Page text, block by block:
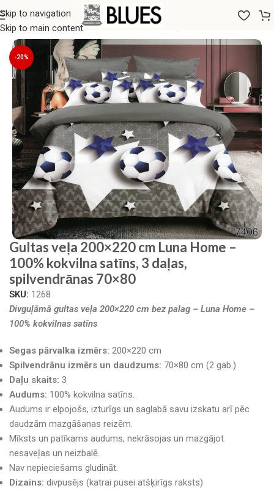
Skip to navigation
Skip to main content
Sākums/Gultas veļa/200x220 GULTAS VEĻAS KOMPLEKTI
-20%
Gultas veļa 200×220 cm Luna Home –
100% kokvilna satīns, 3 daļas,
spilvendrānas 70×80
SKU: 1268
Divguļāmā gultas veļa 200×220 cm bez palag – Luna Home –
100% kokvilnas satīns
Segas pārvalka izmērs: 200×220 cm
Spilvendrānu izmērs un daudzums: 70×80 cm (2 gab.)
Daļu skaits: 3
Audums: 100% kokvilna satīns.
Audums ir elpojošs, izturīgs un saglabā savu izskatu arī pēc
daudzām mazgāšanas reizēm.
Mīksts un patīkams audums, nekrāsojas un mazgājot
nesaveļas un neizbalē.
Nav nepieciešams gludināt.
Dizains: divpusējs (katrai pusei atšķirīgs raksts)